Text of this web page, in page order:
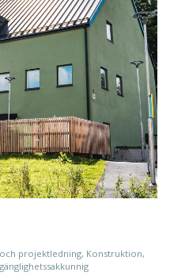
projektledning, Konstruktion,